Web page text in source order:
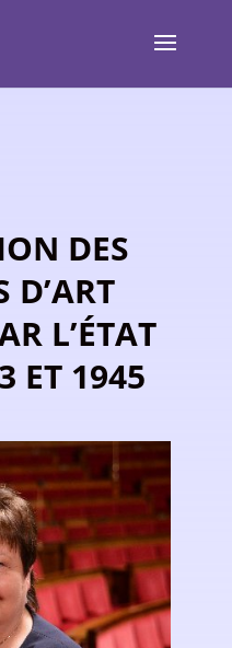
DES
D’ART
L’ÉTAT
ET 1945